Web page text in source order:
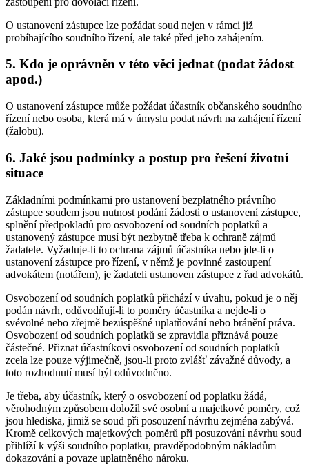
O ustanovení zástupce lze požádat soud nejen v rámci již
probíhajícího soudního řízení, ale také před jeho zahájením.
5. Kdo je oprávněn v této věci jednat (podat žádost
apod.)
O ustanovení zástupce může požádat účastník občanského soudního
řízení nebo osoba, která má v úmyslu podat návrh na zahájení řízení
(žalobu).
6. Jaké jsou podmínky a postup pro řešení životní
situace
Základními podmínkami pro ustanovení bezplatného právního
zástupce soudem jsou nutnost podání žádosti o ustanovení zástupce,
splnění předpokladů pro osvobození od soudních poplatků a
ustanovený zástupce musí být nezbytně třeba k ochraně zájmů
žadatele. Vyžaduje-li to ochrana zájmů účastníka nebo jde-li o
ustanovení zástupce pro řízení, v němž je povinné zastoupení
advokátem (notářem), je žadateli ustanoven zástupce z řad advokátů.
Osvobození od soudních poplatků přichází v úvahu, pokud je o něj
podán návrh, odůvodňují-li to poměry účastníka a nejde-li o
svévolné nebo zřejmě bezúspěšné uplatňování nebo bránění práva.
Osvobození od soudních poplatků se zpravidla přiznává pouze
částečné. Přiznat účastníkovi osvobození od soudních poplatků
zcela lze pouze výjimečně, jsou-li proto zvlášť závažné důvody, a
toto rozhodnutí musí být odůvodněno.
Je třeba, aby účastník, který o osvobození od poplatku žádá,
věrohodným způsobem doložil své osobní a majetkové poměry, což
jsou hlediska, jimiž se soud při posouzení návrhu zejména zabývá.
Kromě celkových majetkových poměrů při posuzování návrhu soud
přihlíží k výši soudního poplatku, pravděpodobným nákladům
dokazování a povaze uplatněného nároku.